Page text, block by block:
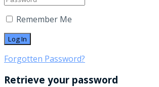
Remember Me
Forgotten Password?
Retrieve your password